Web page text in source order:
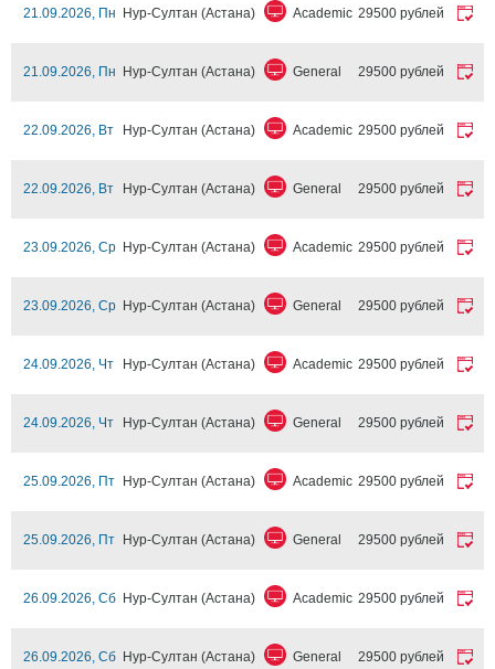
21.09.2026, Пн Нур-Султан (Астана) Academic 29500 рублей
21.09.2026, Пн Нур-Султан (Астана) General 29500 рублей
22.09.2026, Вт Нур-Султан (Астана) Academic 29500 рублей
22.09.2026, Вт Нур-Султан (Астана) General 29500 рублей
23.09.2026, Ср Нур-Султан (Астана) Academic 29500 рублей
23.09.2026, Ср Нур-Султан (Астана) General 29500 рублей
24.09.2026, Чт Нур-Султан (Астана) Academic 29500 рублей
24.09.2026, Чт Нур-Султан (Астана) General 29500 рублей
25.09.2026, Пт Нур-Султан (Астана) Academic 29500 рублей
25.09.2026, Пт Нур-Султан (Астана) General 29500 рублей
26.09.2026, Сб Нур-Султан (Астана) Academic 29500 рублей
26.09.2026, Сб Нур-Султан (Астана) General 29500 рублей